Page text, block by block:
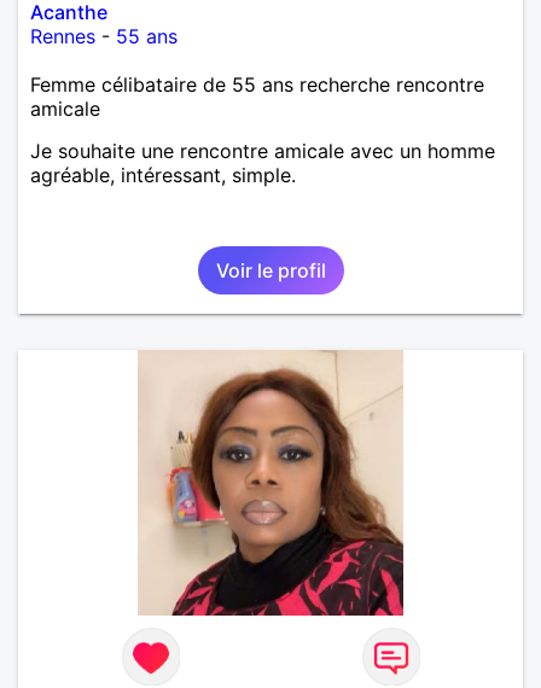
Acanthe
Rennes - 55 ans
Femme célibataire de 55 ans recherche rencontre
amicale
Je souhaite une rencontre amicale avec un homme
agréable, intéressant, simple.
Voir le profil